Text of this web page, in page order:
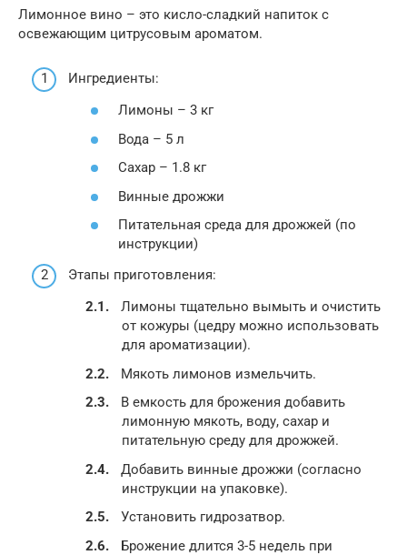
Лимонное вино – это кисло-сладкий напиток с
освежающим цитрусовым ароматом.
Ингредиенты:
Лимоны – 3 кг
Вода – 5 л
Сахар – 1.8 кг
Винные дрожжи
Питательная среда для дрожжей (по
инструкции)
Этапы приготовления:
Лимоны тщательно вымыть и очистить
от кожуры (цедру можно использовать
для ароматизации).
Мякоть лимонов измельчить.
В емкость для брожения добавить
лимонную мякоть, воду, сахар и
питательную среду для дрожжей.
Добавить винные дрожжи (согласно
инструкции на упаковке).
Установить гидрозатвор.
Брожение длится 3-5 недель при